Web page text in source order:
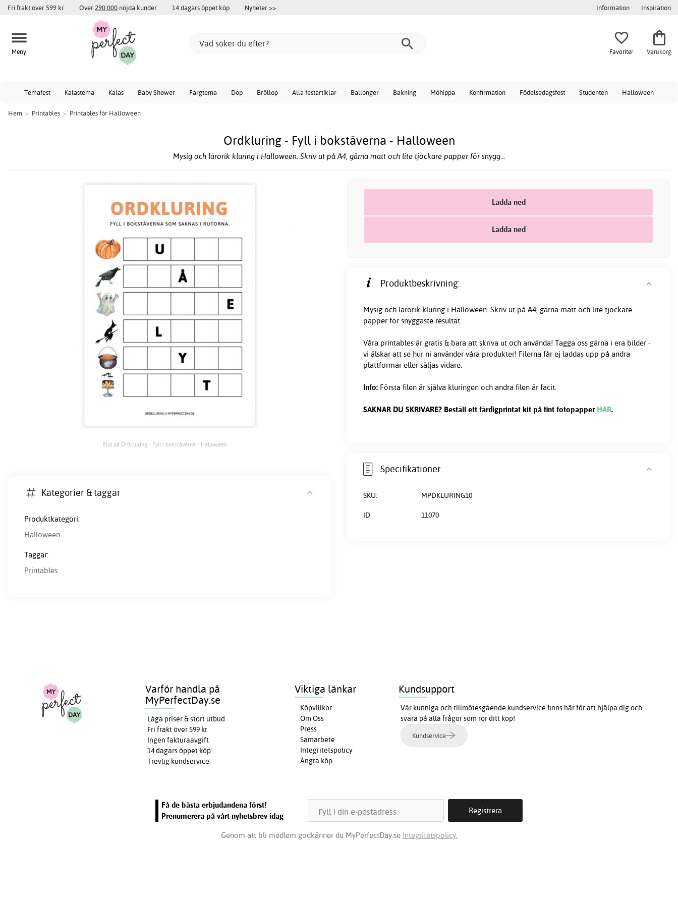
Fri frakt över 599 kr Över 290 000 nöjda kunder 14 dagars öppet köp Nyheter >> Information Inspiration
Meny Favoriter Varukorg
Temafest Kalastema Kalas Baby Shower Färgtema Dop Bröllop Alla festartiklar Ballonger Bakning Möhippa Konfirmation Födelsedagsfest Studenten Halloween
Hem > Printables > Printables för Halloween
Ordkluring - Fyll i bokstäverna - Halloween
Mysig och lärorik kluring i Halloween. Skriv ut på A4, gärna matt och lite tjockare papper för snygg...
Bild på Ordkluring - Fyll i bokstäverna - Halloween
Ladda ned
Ladda ned
Produktbeskrivning:
Mysig och lärorik kluring i Halloween. Skriv ut på A4, gärna matt och lite tjockare
papper för snyggaste resultat.
Våra printables är gratis & bara att skriva ut och använda! Tagga oss gärna i era bilder -
vi älskar att se hur ni använder våra produkter! Filerna får ej laddas upp på andra
plattformar eller säljas vidare.
Info: Första filen är själva kluringen och andra filen är facit.
SAKNAR DU SKRIVARE? Beställ ett färdigprintat kit på fint fotopapper HÄR.
Specifikationer
SKU: MPDKLURING10
ID: 11070
Kategorier & taggar
Produktkategori:
Halloween
Taggar:
Printables
Varför handla på
MyPerfectDay.se
Låga priser & stort utbud
Fri frakt över 599 kr
Ingen fakturaavgift
14 dagars öppet köp
Trevlig kundservice
Viktiga länkar
Köpvillkor
Om Oss
Press
Samarbete
Integritetspolicy
Ångra köp
Kundsupport
Vår kunniga och tillmötesgående kundservice finns här för att hjälpa dig och
svara på alla frågor som rör ditt köp!
Kundservice
Få de bästa erbjudandena först!
Prenumerera på vårt nyhetsbrev idag
Genom att bli medlem godkänner du MyPerfectDay.se Integritetspolicy.